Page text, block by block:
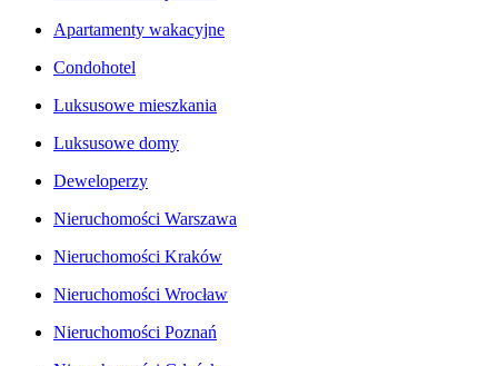
Apartamenty wakacyjne
Condohotel
Luksusowe mieszkania
Luksusowe domy
Deweloperzy
Nieruchomości Warszawa
Nieruchomości Kraków
Nieruchomości Wrocław
Nieruchomości Poznań